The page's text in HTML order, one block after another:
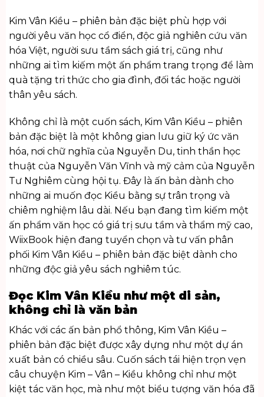
Kim Vân Kiều – phiên bản đặc biệt phù hợp với
người yêu văn học cổ điển, độc giả nghiên cứu văn
hóa Việt, người sưu tầm sách giá trị, cũng như
những ai tìm kiếm một ấn phẩm trang trọng để làm
quà tặng tri thức cho gia đình, đối tác hoặc người
thân yêu sách.
Không chỉ là một cuốn sách, Kim Vân Kiều – phiên
bản đặc biệt là một không gian lưu giữ ký ức văn
hóa, nơi chữ nghĩa của Nguyễn Du, tinh thần học
thuật của Nguyễn Văn Vĩnh và mỹ cảm của Nguyễn
Tư Nghiêm cùng hội tụ. Đây là ấn bản dành cho
những ai muốn đọc Kiều bằng sự trân trọng và
chiêm nghiệm lâu dài. Nếu bạn đang tìm kiếm một
ấn phẩm văn học có giá trị sưu tầm và thẩm mỹ cao,
WiixBook hiện đang tuyển chọn và tư vấn phân
phối Kim Vân Kiều – phiên bản đặc biệt dành cho
những độc giả yêu sách nghiêm túc.
Đọc Kim Vân Kiều như một di sản,
không chỉ là văn bản
Khác với các ấn bản phổ thông, Kim Vân Kiều –
phiên bản đặc biệt được xây dựng như một dự án
xuất bản có chiều sâu. Cuốn sách tái hiện trọn vẹn
câu chuyện Kim – Vân – Kiều không chỉ như một
kiệt tác văn học, mà như một biểu tượng văn hóa đã